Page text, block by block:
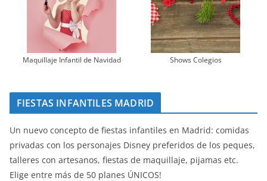
Maquillaje Infantil de Navidad Shows Colegios
FIESTAS INFANTILES MADRID
Un nuevo concepto de fiestas infantiles en Madrid: comidas
privadas con los personajes Disney preferidos de los peques,
talleres con artesanos, fiestas de maquillaje, pijamas etc.
Elige entre más de 50 planes ÚNICOS!